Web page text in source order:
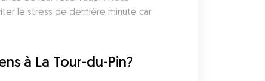
le stress de dernière minute car
à La Tour-du-Pin?